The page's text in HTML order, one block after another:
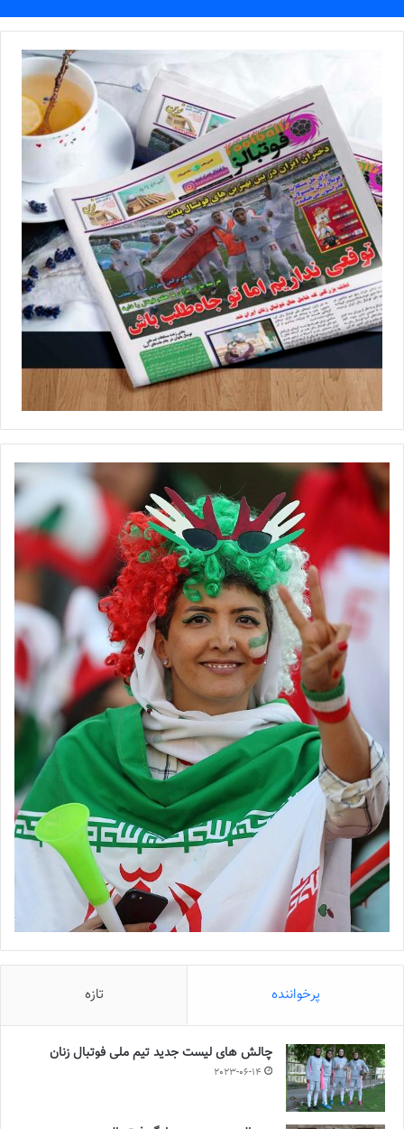
را به‌دست آوردند تا عدد صفر از مقابل شمار بردهای صنایع نوا آمل در
نتایج هفته سیزدهم سوپرلیگ فوتسال زنان ایران
دوشنبه دوم بهمن‌ماه
پالایش‌نفت آبادان 2-1 سایپا تهران
ملی‌حفاری اهواز 1-2 شاهین نطنز
مس رفسنجان 4-1 رایزکو صفادشت
صنایع نوا آمل 2-1 مهرعظام تهران
هفه سیزدهم سوپرلیگ فوتسال زنان ایران در حالی به پایان رسید که
قهرمانی تیم پالایش‌نفت آبادان با 34 امتیاز مسجل شد و تیم شاهین
نطنز هم با 30 امتیاز موقعیت خود در رتبه دوم را تثبیت کرد. مس
رفسنجان با 27 امتیاز رتبه سوم جدول را در اختیار دارد و سایپا تهران
هم با 21 امتیاز در جایگاه چهارم نامش به چشم می‌خورد. چهاردهمین و
آخرین هفته از این رقابت‌ها قرار است روز شنبه هفتم بهمن‌ماه به انجام
برسد که با توجه به شرایط تیم‌ها در جدول رده‌بندی، دیدارهای هفته
پایانی کاملاً تشریفاتی خواهد بود و جالب آنکه تیم‌های پالایش‌نفت
آبادان و شاهین نطنز به عنوان تیم‌های اول و دوم جدول باید در نطنز
برابر هم به میدان بروند و برای تعیین تیم‌های پنجم و ششم جدول،
دوئل تیم‌های ملی‌حفاری اهواز و رایزکو صفادشت از اهمیت بالایی
برخوردار است. گفتنی است که جشن قهرمانی پالایش‌نفت، روز شنبه در
نطنز با حضور مسئولان سازمان لیگ قرار است به انجام برسد.
💻منبع:فوتبال360 📸عکس:فاطمه شمس
◾️با فوتبالز همراه شوید◾️فوتبالز را در اینستاگرام دنبال کنید
برچسب ها پالایش نفت آبادان سوپرلیگ فوتسال زنان
پرخواننده تازه
چالش هاى ليست جدید تيم ملى فوتبال زنان
2023-06-14